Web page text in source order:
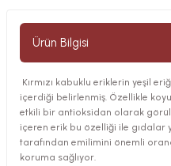
Ürün Bilgisi
Kırmızı kabuklu eriklerin yeşil
içerdiği belirlenmiş. Özellikle
etkili bir antioksidan olarak
içeren erik bu özelliği ile gıdalar
tarafından emilimini önemli
koruma sağlıyor.